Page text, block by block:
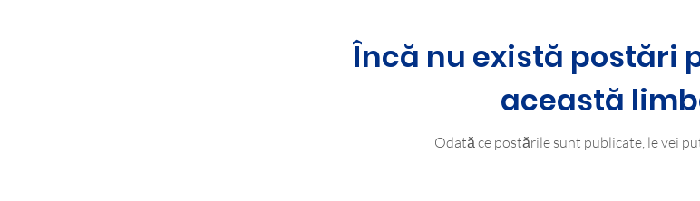
Încă nu există postări
această
Odată ce postările sunt publicate, le vei